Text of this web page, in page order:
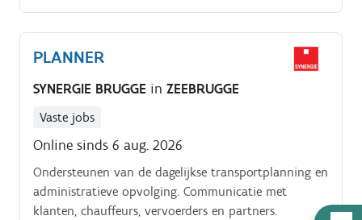
PLANNER
SYNERGIE BRUGGE in ZEEBRUGGE
Vaste jobs
Online sinds 6 aug. 2026
Ondersteunen van de dagelijkse transportplanning en
administratieve opvolging. Communicatie met
klanten, chauffeurs, vervoerders en partners.